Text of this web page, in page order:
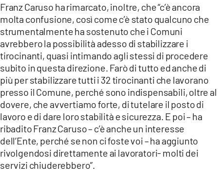
Franz Caruso ha rimarcato, inoltre, che “c’è ancora
molta confusione, così come c’è stato qualcuno che
strumentalmente ha sostenuto che i Comuni
avrebbero la possibilità adesso di stabilizzare i
tirocinanti, quasi intimando agli stessi di procedere
subito in questa direzione. Farò di tutto ed anche di
più per stabilizzare tutti i 32 tirocinanti che lavorano
presso il Comune, perché sono indispensabili, oltre al
dovere, che avvertiamo forte, di tutelare il posto di
lavoro e di dare loro stabilità e sicurezza. E poi – ha
ribadito Franz Caruso – c’è anche un interesse
dell’Ente, perché se non ci foste voi – ha aggiunto
rivolgendosi direttamente ai lavoratori- molti dei
servizi chiuderebbero”.